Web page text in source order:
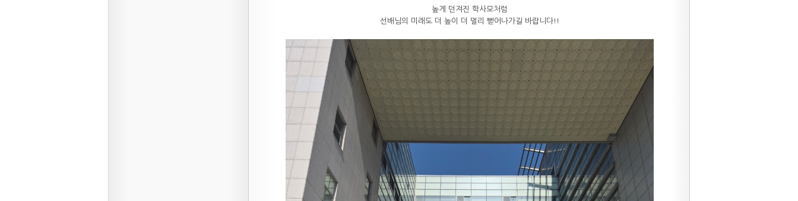
높게 던져진 학사모처럼
선배님의 미래도 더 높이 더 멀리 뻗어나가길 바랍니다!!